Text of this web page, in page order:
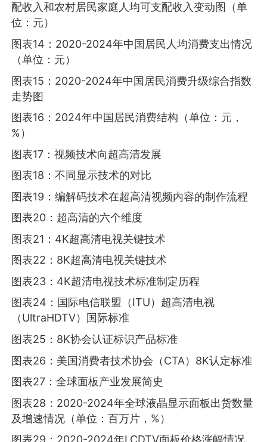
配收入和农村居民家庭人均可支配收入变动图（单
位：元）
图表14：2020-2024年中国居民人均消费支出情况
（单位：元）
图表15：2020-2024年中国居民消费升级综合指数
走势图
图表16：2024年中国居民消费结构（单位：元，
%）
图表17：视频技术向超高清发展
图表18：不同显示技术的对比
图表19：编解码技术在超高清视频内容的制作流程
图表20：超高清的六个维度
图表21：4K超高清电视关键技术
图表22：8K超高清电视关键技术
图表23：4K超清电视技术标准制定历程
图表24：国际电信联盟（ITU）超高清电视
（UltraHDTV）国际标准
图表25：8K协会认证标识产品标准
图表26：美国消费者技术协会（CTA）8K认定标准
图表27：全球面板产业发展简史
图表28：2020-2024年全球液晶显示面板出货数量
及增速情况（单位：百万片，%）
图表29：2020-2024年LCDTV面板价格涨幅情况